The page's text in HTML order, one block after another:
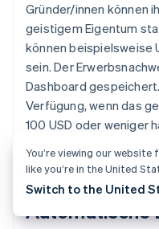
Gründer/innen können
geistigem Eigentum
können beispielsweise
sein. Der
Dashboard
Verfügung, wenn das
100 USD oder weniger
Automatische
You’re viewing our
like you’re in the United
Switch to the United